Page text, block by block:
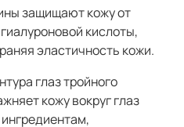
защищают кожу от
кислоты,
эластичность кожи.
глаз тройного
кожу вокруг глаз